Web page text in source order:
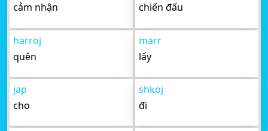
cảm nhận
chiến đấu
harroj
quên
marr
lấy
jap
cho
shkoj
đi